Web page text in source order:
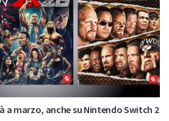
a marzo, anche su Nintendo Switch 2